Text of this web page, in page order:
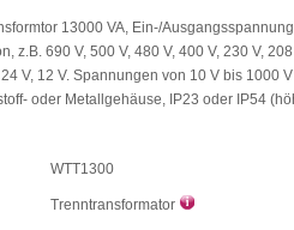
13000 VA, Ein-/
z.B. 690 V, 500 V, 480 V, 400 V, 230 V,
24 V, 12 V. Spannungen von 10 V bis 1000
oder Metallgehäuse, IP23 oder IP54
WTT1300
Trenntransformator